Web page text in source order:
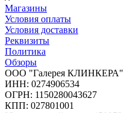
Магазины
Условия оплаты
Условия доставки
Реквизиты
Политика
Обзоры
ООО "Галерея КЛИНКЕРА"
ИНН: 0274906534
ОГРН: 1150280043627
КПП: 027801001